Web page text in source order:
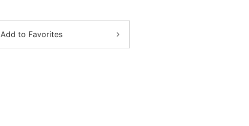
Add to Favorites